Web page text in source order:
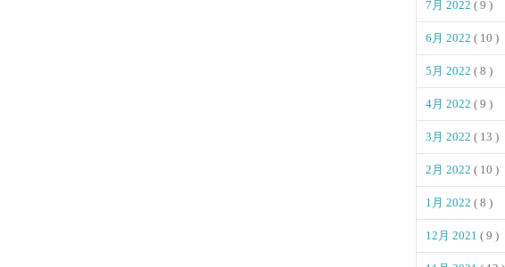
7月 2022 ( 9 )
6月 2022 ( 10 )
5月 2022 ( 8 )
4月 2022 ( 9 )
3月 2022 ( 13 )
2月 2022 ( 10 )
1月 2022 ( 8 )
12月 2021 ( 9 )